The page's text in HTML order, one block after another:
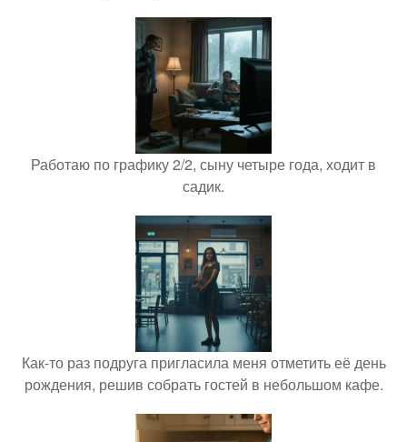
Работаю по графику 2/2, сыну четыре года, ходит в
садик.
Как-то раз подруга пригласила меня отметить её день
рождения, решив собрать гостей в небольшом кафе.